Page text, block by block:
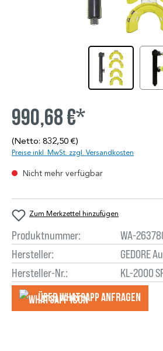
990,68 €*
(Netto: 832,50 €)
Preise inkl. MwSt. zzgl. Versandkosten
Nicht mehr verfügbar
Zum Merkzettel hinzufügen
Produktnummer:
WA-
Hersteller:
GEDORE
Hersteller-Nr.:
KL-2000
Über WhatsApp anfragеn